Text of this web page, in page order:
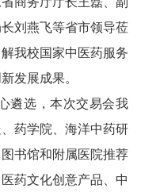
刘燕飞等省市领导莅
我校国家中医药服务
发展成果。
遴选，本次交易会我
药学院、海洋中药研
书馆和附属医院推荐
药文化创意产品、中